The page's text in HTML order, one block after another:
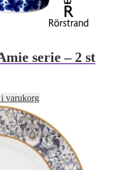
serie – 2 st
varukorg